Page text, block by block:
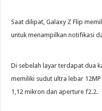
Saat dilipat, Galaxy Z Flip
untuk menampilkan notifikasi
Di sebelah layar terdapat dua
memiliki sudut ultra lebar
1,12 mikron dan aperture f2.2.